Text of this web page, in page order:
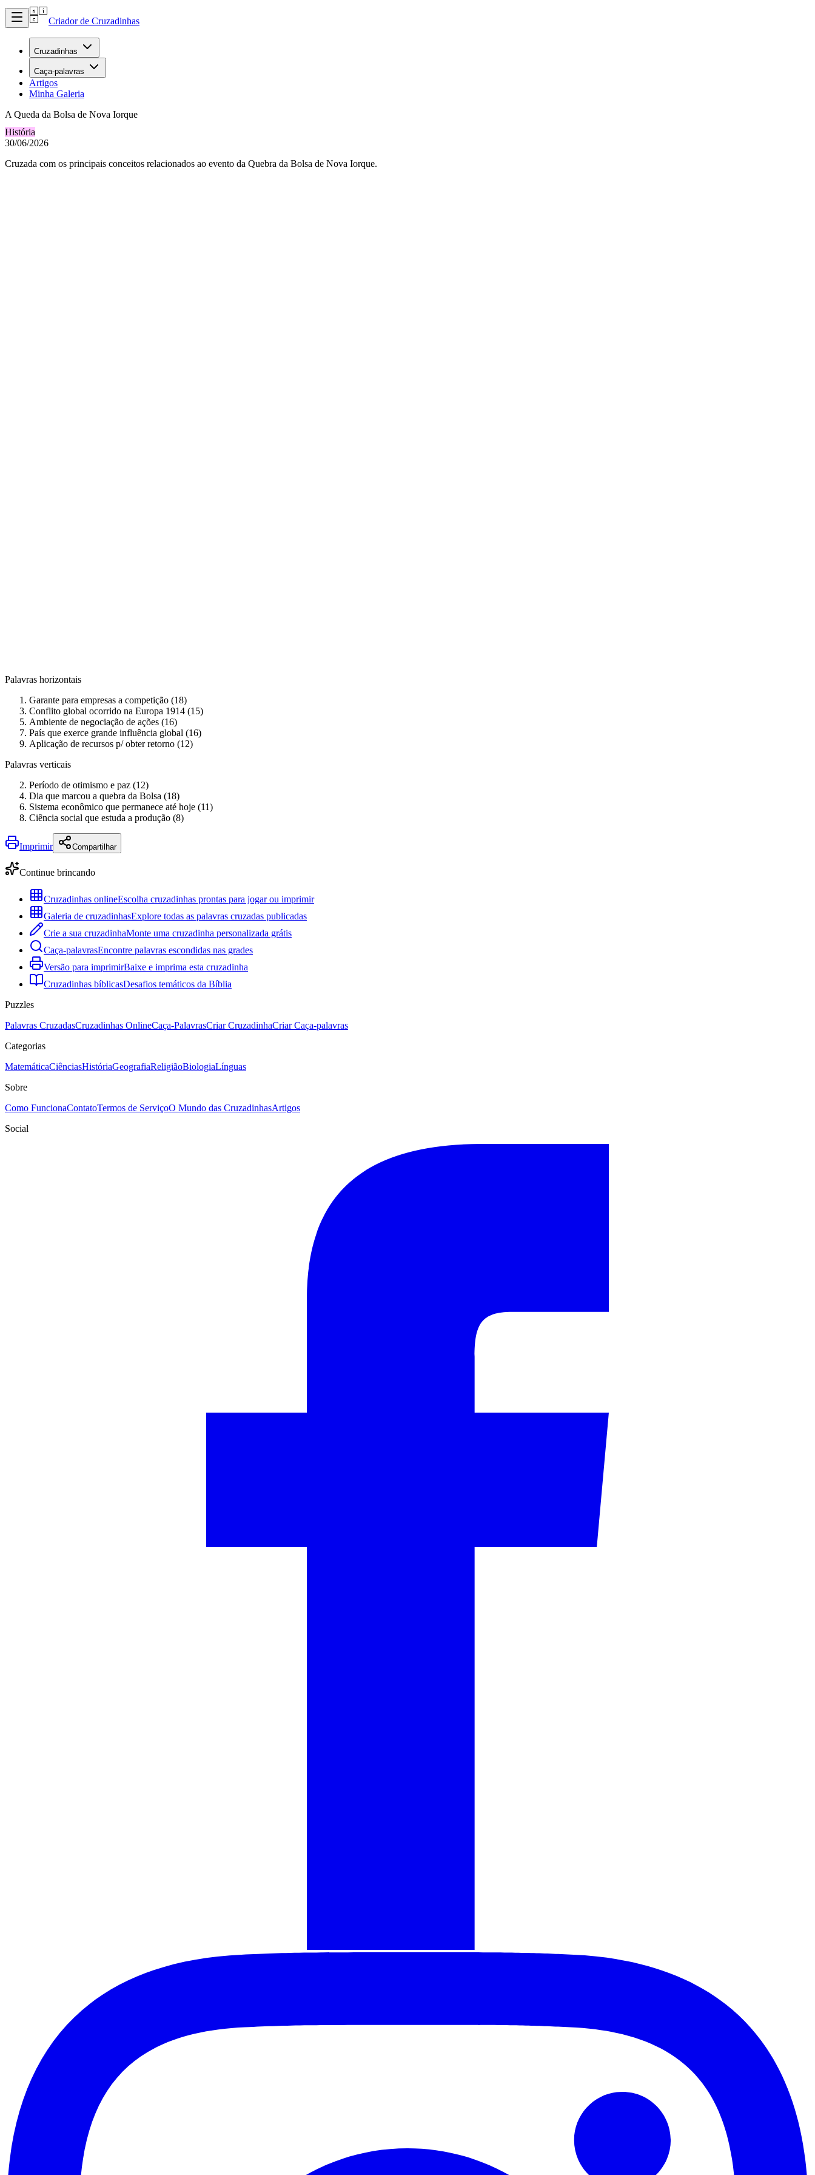
Criador de Cruzadinhas
Cruzadinhas
Caça-palavras
Artigos
Minha Galeria
A Queda da Bolsa de Nova Iorque
História
30/06/2026
Cruzada com os principais conceitos relacionados ao evento da Quebra da Bolsa de Nova Iorque.
Palavras horizontais
Garante para empresas a competição (18)
Conflito global ocorrido na Europa 1914 (15)
Ambiente de negociação de ações (16)
País que exerce grande influência global (16)
Aplicação de recursos p/ obter retorno (12)
Palavras verticais
Período de otimismo e paz (12)
Dia que marcou a quebra da Bolsa (18)
Sistema econômico que permanece até hoje (11)
Ciência social que estuda a produção (8)
Imprimir Compartilhar
Continue brincando
Cruzadinhas onlineEscolha cruzadinhas prontas para jogar ou imprimir
Galeria de cruzadinhasExplore todas as palavras cruzadas publicadas
Crie a sua cruzadinhaMonte uma cruzadinha personalizada grátis
Caça-palavrasEncontre palavras escondidas nas grades
Versão para imprimirBaixe e imprima esta cruzadinha
Cruzadinhas bíblicasDesafios temáticos da Bíblia
Puzzles
Palavras CruzadasCruzadinhas OnlineCaça-PalavrasCriar CruzadinhaCriar Caça-palavras
Categorias
MatemáticaCiênciasHistóriaGeografiaReligiãoBiologiaLínguas
Sobre
Como FuncionaContatoTermos de ServiçoO Mundo das CruzadinhasArtigos
Social